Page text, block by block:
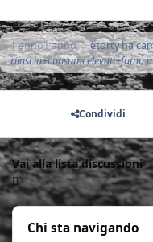
1 anno1 anno etortyha
rilascio+consumi elevati+fumo
Condividi
Vai alla lista discussioni
Chi sta navigando